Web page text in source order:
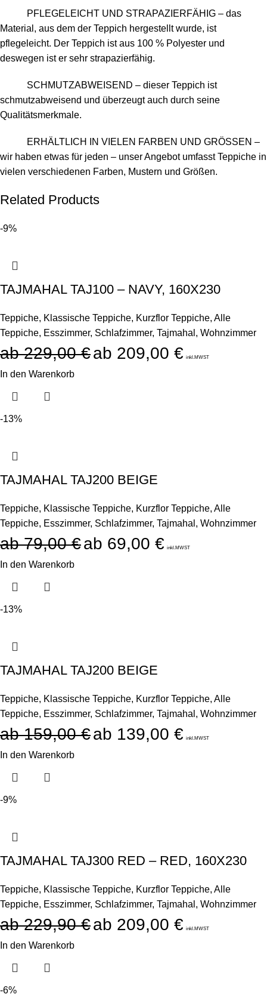
PFLEGELEICHT UND STRAPAZIERFÄHIG – das
Material, aus dem der Teppich hergestellt wurde, ist
pflegeleicht. Der Teppich ist aus 100 % Polyester und
deswegen ist er sehr strapazierfähig.
SCHMUTZABWEISEND – dieser Teppich ist
schmutzabweisend und überzeugt auch durch seine
Qualitätsmerkmale.
ERHÄLTLICH IN VIELEN FARBEN UND GRÖSSEN –
wir haben etwas für jeden – unser Angebot umfasst Teppiche in
vielen verschiedenen Farben, Mustern und Größen.
Related Products
-9%
TAJMAHAL TAJ100 – NAVY, 160X230
Teppiche, Klassische Teppiche, Kurzflor Teppiche, Alle
Teppiche, Esszimmer, Schlafzimmer, Tajmahal , Wohnzimmer
229,00€ 209,00 € inkl.MWST
In den Warenkorb
-13%
TAJMAHAL TAJ200 BEIGE
Teppiche, Klassische Teppiche, Kurzflor Teppiche, Alle
Teppiche, Esszimmer, Schlafzimmer, Tajmahal , Wohnzimmer
79,00€ 69,00 € inkl.MWST
In den Warenkorb
-13%
TAJMAHAL TAJ200 BEIGE
Teppiche, Klassische Teppiche, Kurzflor Teppiche, Alle
Teppiche, Esszimmer, Schlafzimmer, Tajmahal , Wohnzimmer
159,00€ 139,00 € inkl.MWST
In den Warenkorb
-9%
TAJMAHAL TAJ300 RED – RED, 160X230
Teppiche, Klassische Teppiche, Kurzflor Teppiche, Alle
Teppiche, Esszimmer, Schlafzimmer, Tajmahal , Wohnzimmer
229,90€ 209,00 € inkl.MWST
In den Warenkorb
-6%